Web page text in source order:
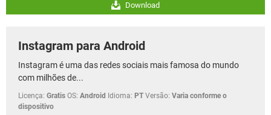
Download
Instagram para Android
Instagram é uma das redes sociais mais famosa do mundo
com milhões de...
Licença: Gratis OS: Android Idioma: PT Versão: Varia conforme o
dispositivo